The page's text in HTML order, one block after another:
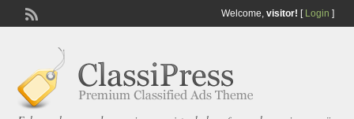
Welcome, visitor! [ Login ]